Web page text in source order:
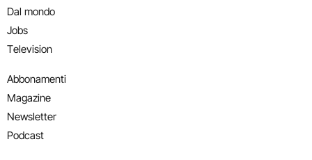
Dal mondo
Jobs
Television
Abbonamenti
Magazine
Newsletter
Podcast